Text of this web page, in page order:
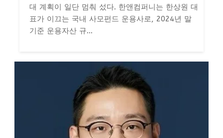
대 계획이 일단 멈춰 섰다. 한앤컴퍼니는 한상원 대
표가 이끄는 국내 사모펀드 운용사로, 2024년 말
기준 운용자산 규...